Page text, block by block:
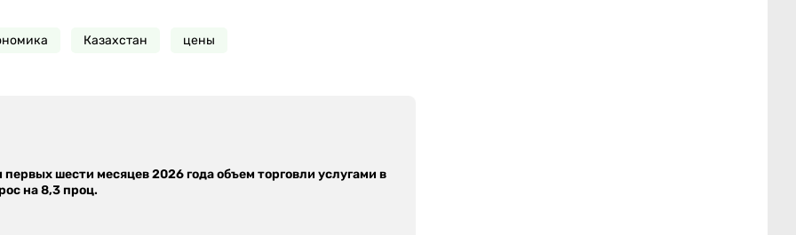
Казахстан цены
первых шести месяцев 2026 года объем торговли услугами в
на 8,3 проц.